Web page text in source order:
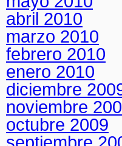
abril 2010
marzo 2010
febrero 2010
enero 2010
diciembre
noviembre
octubre 2009